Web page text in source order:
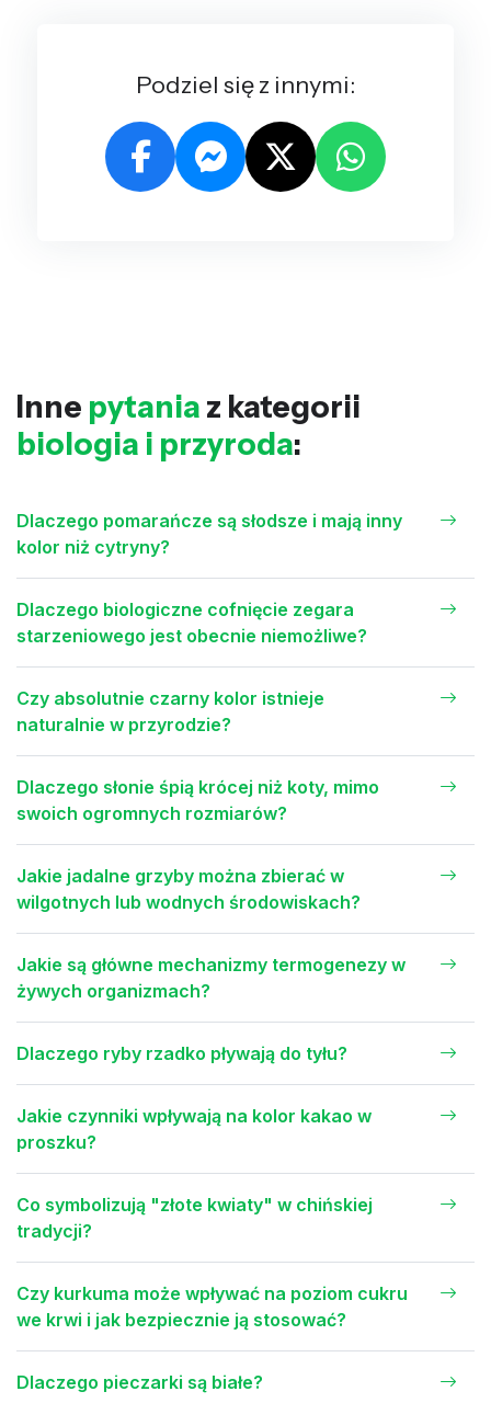
Podziel się z innymi:
Inne pytania z kategorii
biologia i przyroda:
Dlaczego pomarańcze są słodsze i mają inny
kolor niż cytryny?
Dlaczego biologiczne cofnięcie zegara
starzeniowego jest obecnie niemożliwe?
Czy absolutnie czarny kolor istnieje
naturalnie w przyrodzie?
Dlaczego słonie śpią krócej niż koty, mimo
swoich ogromnych rozmiarów?
Jakie jadalne grzyby można zbierać w
wilgotnych lub wodnych środowiskach?
Jakie są główne mechanizmy termogenezy w
żywych organizmach?
Dlaczego ryby rzadko pływają do tyłu?
Jakie czynniki wpływają na kolor kakao w
proszku?
Co symbolizują "złote kwiaty" w chińskiej
tradycji?
Czy kurkuma może wpływać na poziom cukru
we krwi i jak bezpiecznie ją stosować?
Dlaczego pieczarki są białe?